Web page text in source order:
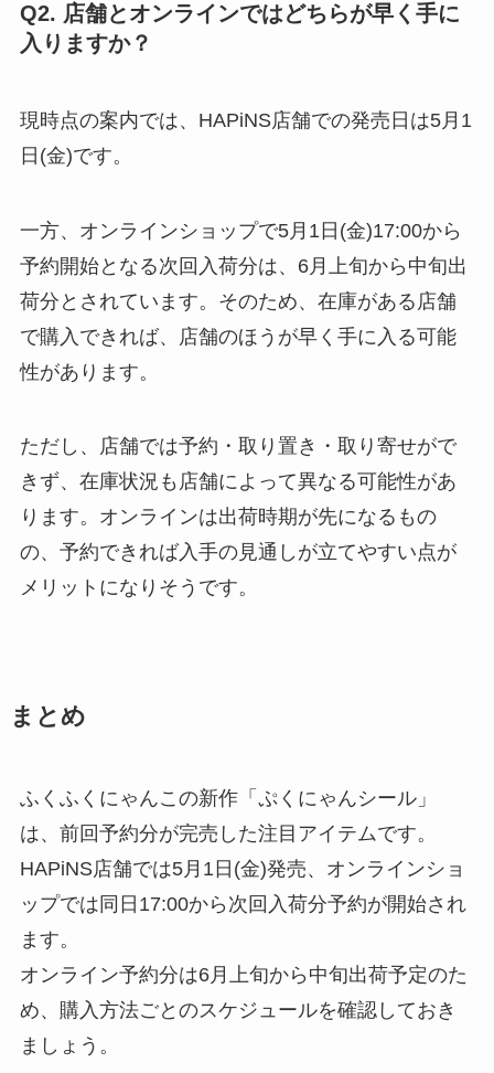
Q2. 店舗とオンラインではどちらが早く手に
入りますか？
現時点の案内では、HAPiNS店舗での発売日は5月1
日(金)です。
一方、オンラインショップで5月1日(金)17:00から
予約開始となる次回入荷分は、6月上旬から中旬出
荷分とされています。そのため、在庫がある店舗
で購入できれば、店舗のほうが早く手に入る可能
性があります。
ただし、店舗では予約・取り置き・取り寄せがで
きず、在庫状況も店舗によって異なる可能性があ
ります。オンラインは出荷時期が先になるもの
の、予約できれば入手の見通しが立てやすい点が
メリットになりそうです。
まとめ
ふくふくにゃんこの新作「ぷくにゃんシール」
は、前回予約分が完売した注目アイテムです。
HAPiNS店舗では5月1日(金)発売、オンラインショ
ップでは同日17:00から次回入荷分予約が開始され
ます。
オンライン予約分は6月上旬から中旬出荷予定のた
め、購入方法ごとのスケジュールを確認しておき
ましょう。